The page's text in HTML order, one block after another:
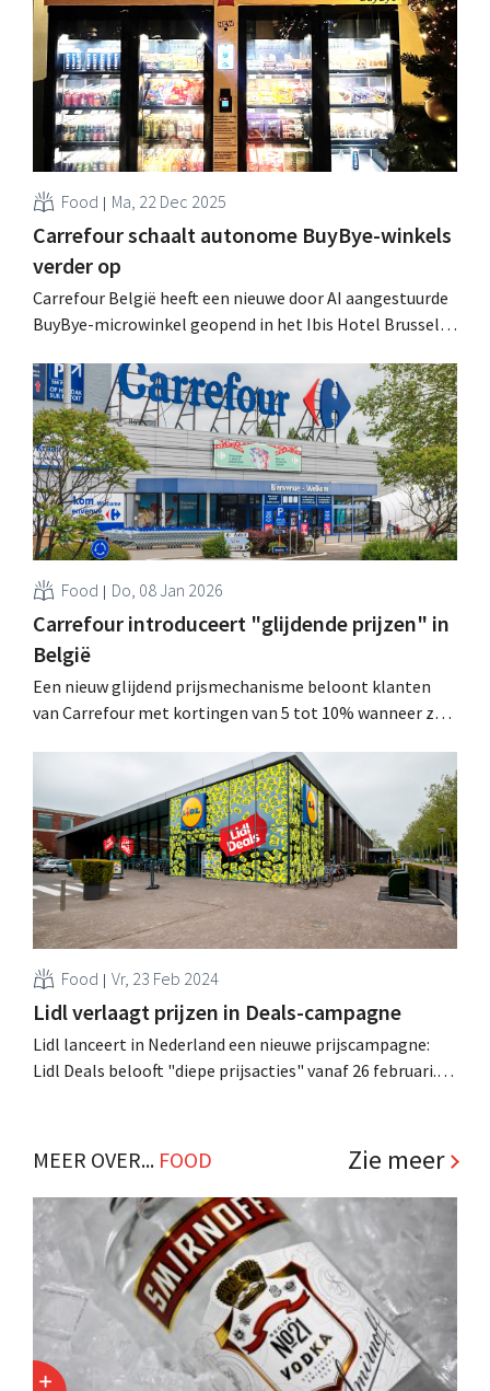
Food Ma, 22 Dec 2025
Carrefour schaalt autonome BuyBye-winkels
verder op
Carrefour België heeft een nieuwe door AI aangestuurde
BuyBye-microwinkel geopend in het Ibis Hotel Brussels
voor hotelgasten. .
Food Do, 08 Jan 2026
Carrefour introduceert "glijdende prijzen" in
België
Een nieuw glijdend prijsmechanisme beloont klanten
van Carrefour met kortingen van 5 tot 10% wanneer ze
producten. Ook de "Prijsbijter" maakt een comeback. .
Food Vr, 23 Feb 2024
Lidl verlaagt prijzen in Deals-campagne
Lidl lanceert in Nederland een nieuwe prijscampagne:
Lidl Deals belooft "diepe prijsacties" vanaf 26 februari.
MEER OVER... FOOD Zie meer